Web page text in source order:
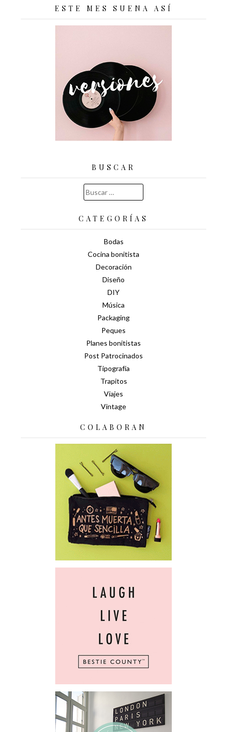
ESTE MES SUENA ASÍ
BUSCAR
Buscar:
CATEGORÍAS
Bodas
Cocina bonitista
Decoración
Diseño
DIY
Música
Packaging
Peques
Planes bonitistas
Post Patrocinados
Tipografía
Trapitos
Viajes
Vintage
COLABORAN